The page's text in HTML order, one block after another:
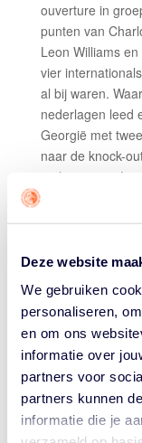
Deze website
We gebruiken
personaliseren,
en om ons
informatie over
partners voor
partners kunnen
informatie die je
ouverture in
punten van
Leon Williams
vier
al bij waren.
nederlagen leed
Georgië met
naar de knock-
verliezen van
Zaza Pachulia
HOE DEED
Georgië eindigde
kwalificatie met
de tweede plek
derhalve twee
verder Spanje,
zitten. De
World Cup
een 0-4 record